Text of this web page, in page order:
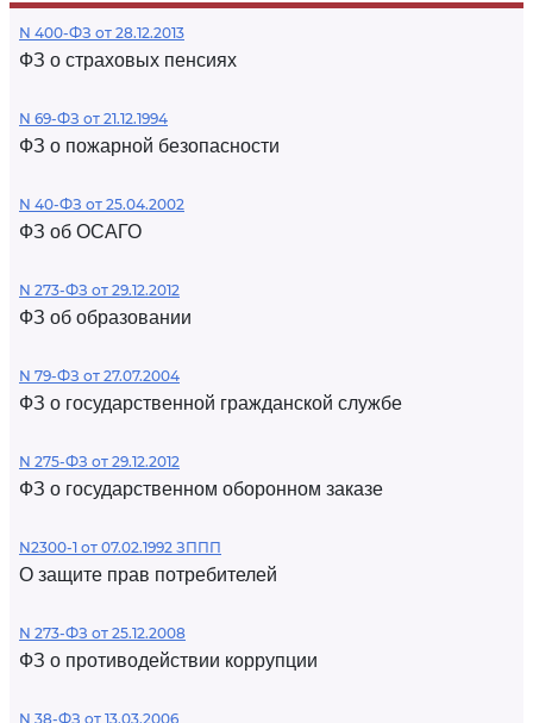
N 400-ФЗ от 28.12.2013
ФЗ о страховых пенсиях
N 69-ФЗ от 21.12.1994
ФЗ о пожарной безопасности
N 40-ФЗ от 25.04.2002
ФЗ об ОСАГО
N 273-ФЗ от 29.12.2012
ФЗ об образовании
N 79-ФЗ от 27.07.2004
ФЗ о государственной гражданской службе
N 275-ФЗ от 29.12.2012
ФЗ о государственном оборонном заказе
N2300-1 от 07.02.1992 ЗППП
О защите прав потребителей
N 273-ФЗ от 25.12.2008
ФЗ о противодействии коррупции
N 38-ФЗ от 13.03.2006